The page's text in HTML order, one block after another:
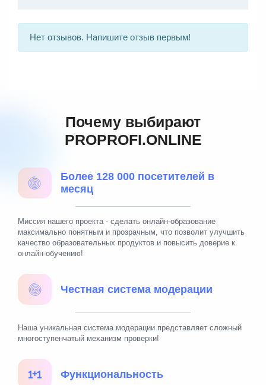
Нет отзывов. Напишите отзыв первым!
Почему выбирают
PROPROFI.ONLINE
Более 128 000 посетителей в
месяц
Миссия нашего проекта - сделать онлайн-образование
максимально понятным и прозрачным, что позволит улучшить
качество образовательных продуктов и повысить доверие к
онлайн-обучению!
Честная система модерации
Наша уникальная система модерации представляет сложный
многоступенчатый механизм проверки!
Функциональность